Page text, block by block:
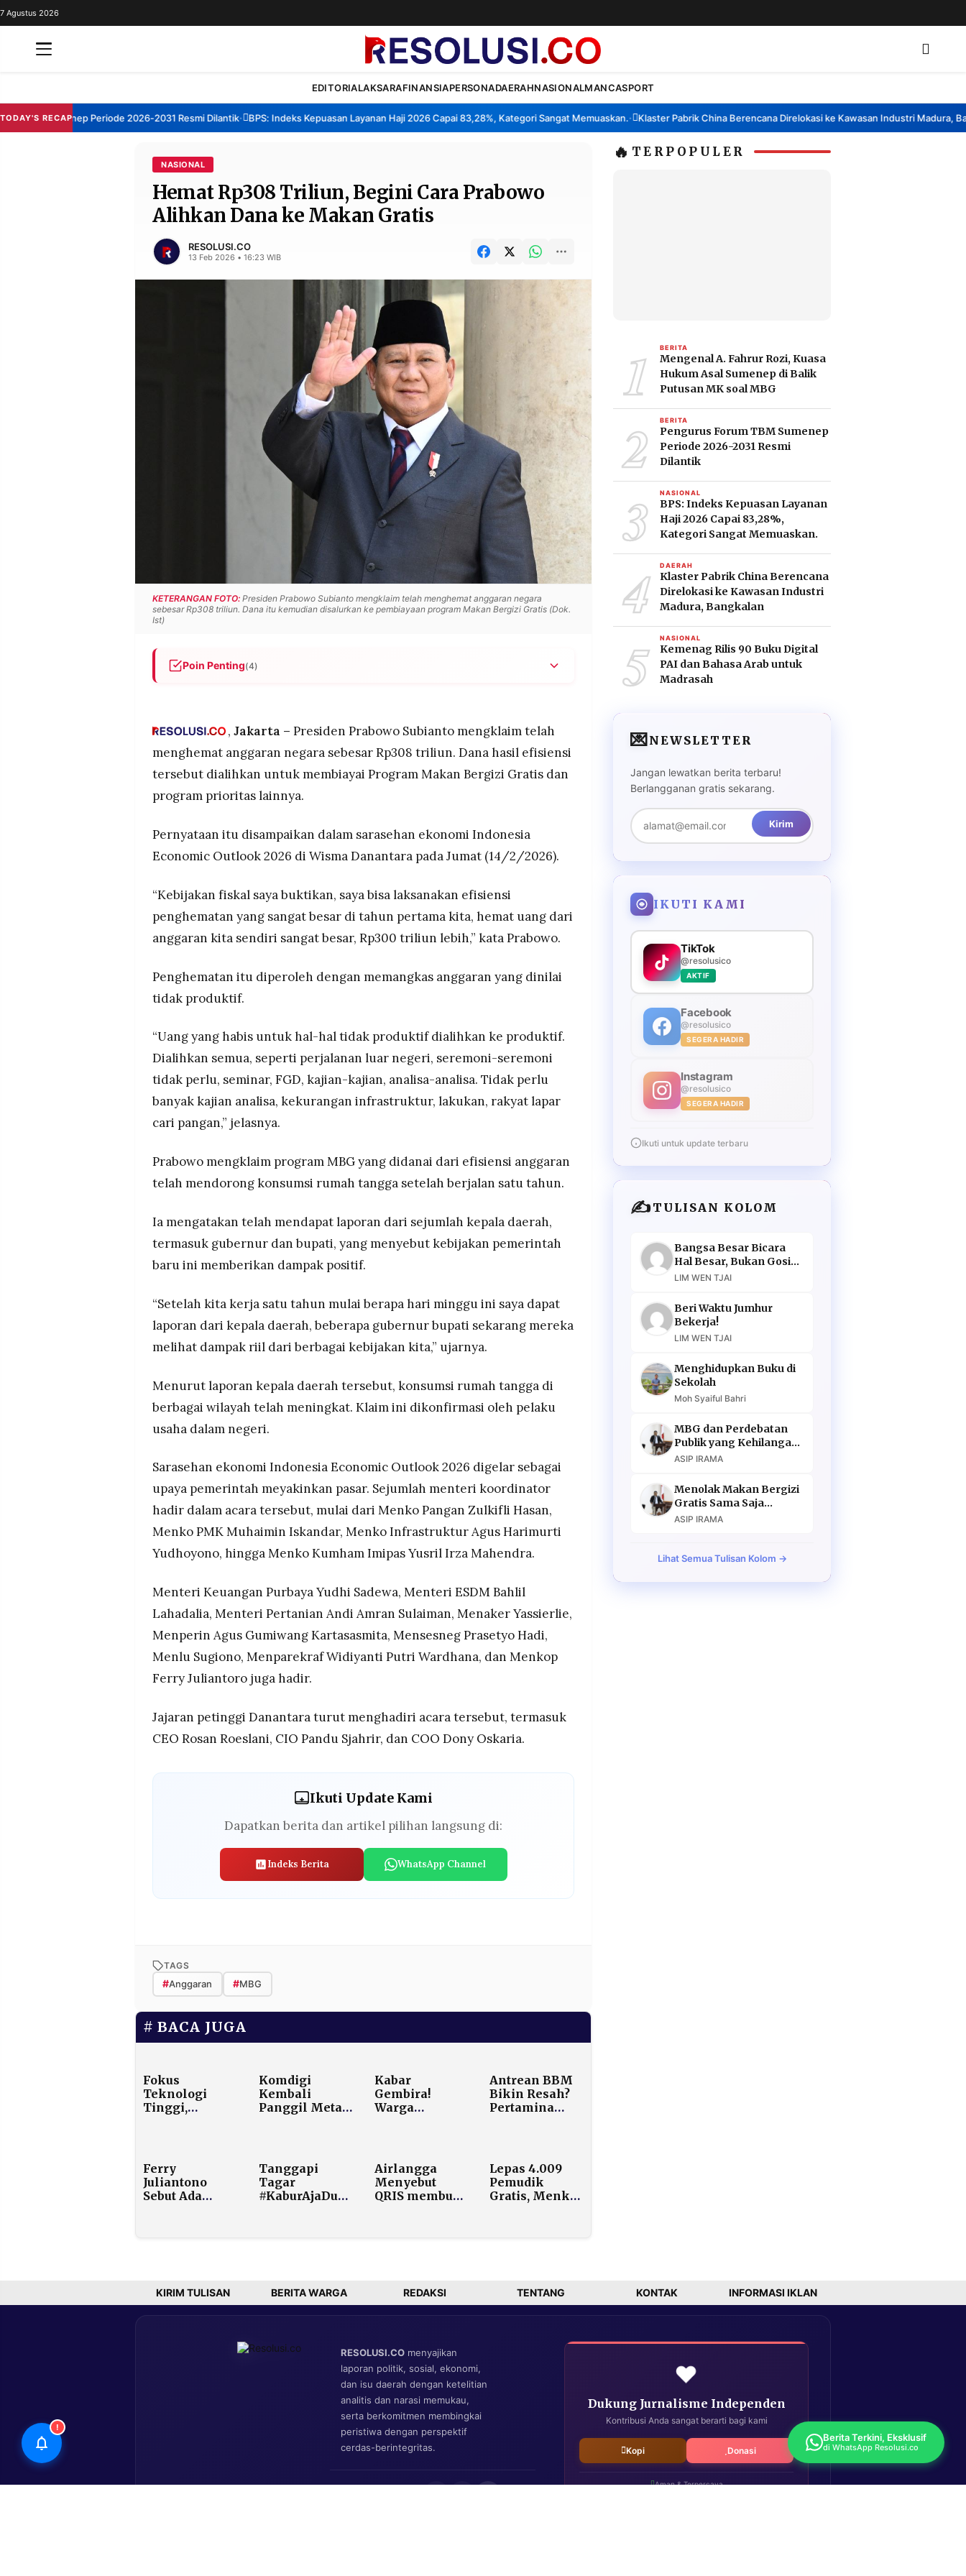
REDAKSI
7 Agustus 2026
EDITORIALAKSARAFINANSIAPERSONADAERAHNASIONALMANCASPORT
TODAY'S RECAP
Sumenep Periode 2026-2031 Resmi Dilantik• BPS: Indeks Kepuasan Layanan Haji 2026 Capai 83,28%, Kategori Sangat Memuaskan.• Klaster Pabrik China Berencana Direlokasi ke Kawasan Industri Madura,
NASIONAL
Hemat Rp308 Triliun, Begini Cara Prabowo
Alihkan Dana ke Makan Gratis
RESOLUSI.CO
13 Feb 2026 • 16:23 WIB
KETERANGAN FOTO: Presiden Prabowo Subianto mengklaim telah menghemat anggaran negara
sebesar Rp308 triliun. Dana itu kemudian disalurkan ke pembiayaan program Makan Bergizi Gratis (Dok.
Ist)
Poin Penting(4)
Makan Bergizi Gratis yang diklaim telah mendorong peningkatan konsumsi
rumah tangga di berbagai daerah.
Pernyataan disampaikan dalam sarasehan ekonomi Indonesia Economic Outlook
sebagai upaya meyakinkan pasar.
Sonnet 4.5
, Jakarta – Presiden Prabowo Subianto mengklaim telah
menghemat anggaran negara sebesar Rp308 triliun. Dana hasil efisiensi
tersebut dialihkan untuk membiayai Program Makan Bergizi Gratis dan
program prioritas lainnya.
Pernyataan itu disampaikan dalam sarasehan ekonomi Indonesia
Economic Outlook 2026 di Wisma Danantara pada Jumat (14/2/2026).
“Kebijakan fiskal saya buktikan, saya bisa laksanakan efisiensi
penghematan yang sangat besar di tahun pertama kita, hemat uang dari
anggaran kita sendiri sangat besar, Rp300 triliun lebih,” kata Prabowo.
Penghematan itu diperoleh dengan memangkas anggaran yang dinilai
tidak produktif.
“Uang yang habis untuk hal-hal tidak produktif dialihkan ke produktif.
Dialihkan semua, seperti perjalanan luar negeri, seremoni-seremoni
tidak perlu, seminar, FGD, kajian-kajian, analisa-analisa. Tidak perlu
banyak kajian analisa, kekurangan infrastruktur, lakukan, rakyat lapar
cari pangan,” jelasnya.
Prabowo mengklaim program MBG yang didanai dari efisiensi anggaran
telah mendorong konsumsi rumah tangga setelah berjalan satu tahun.
Ia mengatakan telah mendapat laporan dari sejumlah kepala daerah,
termasuk gubernur dan bupati, yang menyebut kebijakan pemerintah
baru ini memberikan dampak positif.
“Setelah kita kerja satu tahun mulai berapa hari minggu ini saya dapat
laporan dari kepala daerah, beberapa gubernur bupati sekarang mereka
melihat dampak riil dari berbagai kebijakan kita,” ujarnya.
Menurut laporan kepala daerah tersebut, konsumsi rumah tangga di
berbagai wilayah telah meningkat. Klaim ini dikonfirmasi oleh pelaku
usaha dalam negeri.
Sarasehan ekonomi Indonesia Economic Outlook 2026 digelar sebagai
upaya pemerintah meyakinkan pasar. Sejumlah menteri koordinator
hadir dalam acara tersebut, mulai dari Menko Pangan Zulkifli Hasan,
Menko PMK Muhaimin Iskandar, Menko Infrastruktur Agus Harimurti
Yudhoyono, hingga Menko Kumham Imipas Yusril Irza Mahendra.
Menteri Keuangan Purbaya Yudhi Sadewa, Menteri ESDM Bahlil
Lahadalia, Menteri Pertanian Andi Amran Sulaiman, Menaker Yassierlie,
Menperin Agus Gumiwang Kartasasmita, Mensesneg Prasetyo Hadi,
Menlu Sugiono, Menparekraf Widiyanti Putri Wardhana, dan Menkop
Ferry Juliantoro juga hadir.
Jajaran petinggi Danantara turut menghadiri acara tersebut, termasuk
CEO Rosan Roeslani, CIO Pandu Sjahrir, dan COO Dony Oskaria.
Ikuti Update Kami
Dapatkan berita dan artikel pilihan langsung di:
Indeks Berita WhatsApp Channel
TAGS
#Anggaran #MBG
BACA JUGA
Fokus
Teknologi
Tinggi,
Nasional
Komdigi
Kembali
Panggil Meta
Kabar
Gembira!
Warga
25 Kg, Dulu
Cuma 10 Kg
Antrean BBM
Bikin Resah?
Pertamina
Masih Bisa
Tahan Lebih
dari Sebulan
Ferry
Juliantono
Sebut Ada
Tanggapi
Tagar
#KaburAjaDulu,
Airlangga
Menyebut
QRIS membuat
Lepas 4.009
Pemudik
Gratis, Menko
🔥 TERPOPULER
1 BERITA
Mengenal A. Fahrur Rozi, Kuasa
Hukum Asal Sumenep di Balik
Putusan MK soal MBG
2 BERITA
Pengurus Forum TBM Sumenep
Periode 2026-2031 Resmi
Dilantik
3 NASIONAL
BPS: Indeks Kepuasan Layanan
Haji 2026 Capai 83,28%,
Kategori Sangat Memuaskan.
4 DAERAH
Klaster Pabrik China Berencana
Direlokasi ke Kawasan Industri
Madura, Bangkalan
5 NASIONAL
Kemenag Rilis 90 Buku Digital
PAI dan Bahasa Arab untuk
Madrasah
💌NEWSLETTER
Jangan lewatkan berita terbaru!
Berlangganan gratis sekarang.
Kirim
IKUTI KAMI
TikTok
@resolusico
AKTIF
Facebook
@resolusico
SEGERA HADIR
Instagram
@resolusico
SEGERA HADIR
Ikuti untuk update terbaru
✍️TULISAN KOLOM
Bangsa Besar Bicara
Hal Besar, Bukan Gosip
Murahan
LIM WEN TJAI
Beri Waktu Jumhur
Bekerja!
LIM WEN TJAI
Menghidupkan Buku di
Sekolah
Moh Syaiful Bahri
MBG dan Perdebatan
Publik yang Kehilangan
Argumen
ASIP IRAMA
Menolak Makan Bergizi
Gratis Sama Saja
Menolak Masa Depan
ASIP IRAMA
Lihat Semua Tulisan Kolom →
KIRIM TULISAN BERITA WARGA REDAKSI TENTANG KONTAK INFORMASI IKLAN
RESOLUSI.CO menyajikan
laporan politik, sosial, ekonomi,
dan isu daerah dengan ketelitian
analitis dan narasi memukau,
serta berkomitmen membingkai
peristiwa dengan perspektif
cerdas-berintegritas.
❤️
Dukung Jurnalisme Independen
Kontribusi Anda sangat berarti bagi kami
Kopi Donasi
Aman & Terpercaya
!
Berita Terkini, Eksklusif
di WhatsApp Resolusi.co